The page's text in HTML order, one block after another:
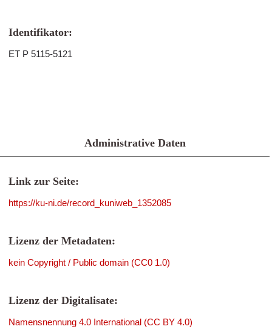
Identifikator:
ET P 5115-5121
Administrative Daten
Link zur Seite:
https://ku-ni.de/record_kuniweb_1352085
Lizenz der Metadaten:
kein Copyright / Public domain (CC0 1.0)
Lizenz der Digitalisate:
Namensnennung 4.0 International (CC BY 4.0)